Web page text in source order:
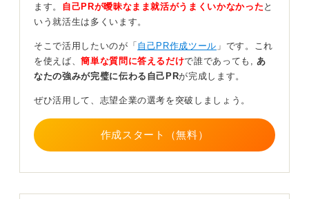
さらにそれを納得させるための具体的なエピソードを用
こやかに、堂々とした態度で伝えることで、聞き手は引
き込まれ、納得感を持ち、良い印象が残ります。
タートし「ほかの人なら諦めてしまうような〜」と続
き、「学生時代には〜なことがあり、そこでは〜をおこ
ない、目標を達成しました」と具体例につなげるわけで
す。
をもらうと、準備としてはさらに良いでしょう。このよ
ます。 自己PRが曖昧なまま就活がうまくいかなかった と
いう就活生は多くいます。
そこで活用したいのが「 自己PR作成ツール 」です。これ
を使えば、簡単な質問に答えるだけで誰であっても, あ
なたの強みが完璧に伝わる自己PRが完成します。
ぜひ活用して、志望企業の選考を突破しましょう。
作成スタート（無料）